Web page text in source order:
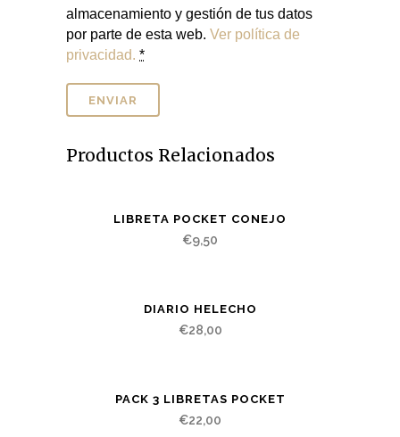
almacenamiento y gestión de tus datos
por parte de esta web. Ver política de
privacidad. *
Productos Relacionados
LIBRETA POCKET CONEJO
€9,50
DIARIO HELECHO
€28,00
PACK 3 LIBRETAS POCKET
€22,00